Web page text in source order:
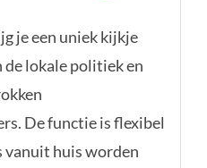
je een uniek kijkje
de lokale politiek en
De functie is flexibel
vanuit huis worden